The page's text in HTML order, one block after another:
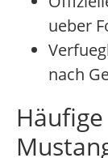
ueber
nach